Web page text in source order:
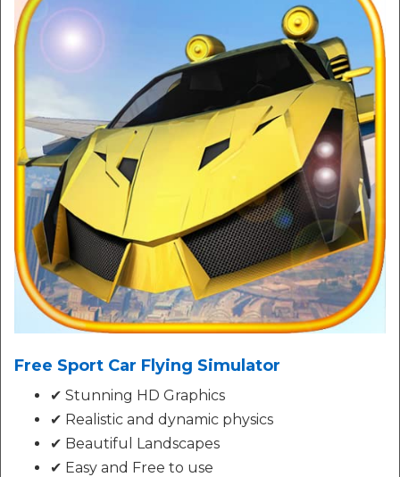
Free Sport Car Flying Simulator
✔ Stunning HD Graphics
✔ Realistic and dynamic physics
✔ Beautiful Landscapes
✔ Easy and Free to use